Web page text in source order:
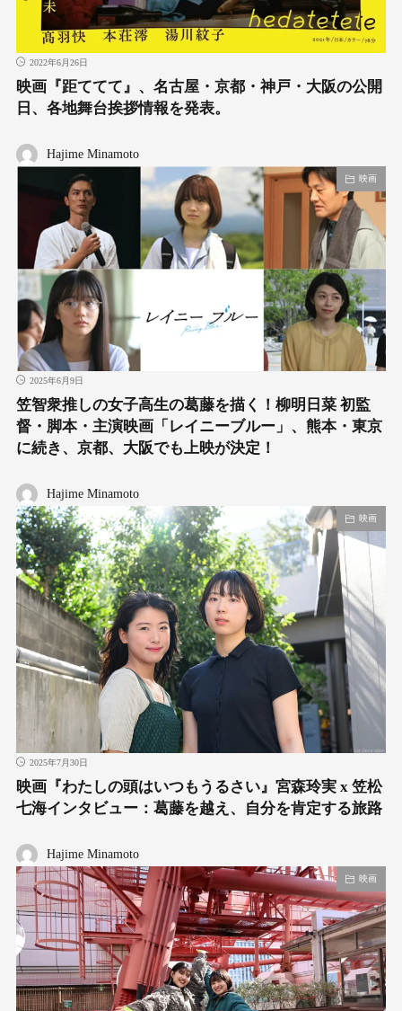
2022年6月26日
映画『距ててて』、名古屋・京都・神戸・大阪の公開
日、各地舞台挨拶情報を発表。
Hajime Minamoto
映画
2025年6月9日
笠智衆推しの女子高生の葛藤を描く！柳明日菜 初監
督・脚本・主演映画「レイニーブルー」、熊本・東京
に続き、京都、大阪でも上映が決定！
Hajime Minamoto
映画
2025年7月30日
映画『わたしの頭はいつもうるさい』宮森玲実 x 笠松
七海インタビュー：葛藤を越え、自分を肯定する旅路
Hajime Minamoto
映画